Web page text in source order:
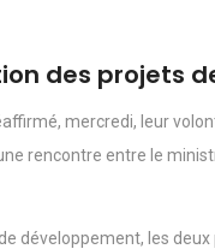
des projets
mercredi, leur
rencontre entre le
développement, les